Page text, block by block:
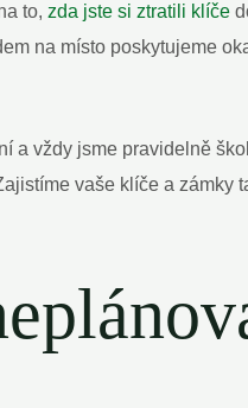
to, zda jste si ztratili klíče
na místo poskytujeme
a vždy jsme pravidelně
vaše klíče a zámky